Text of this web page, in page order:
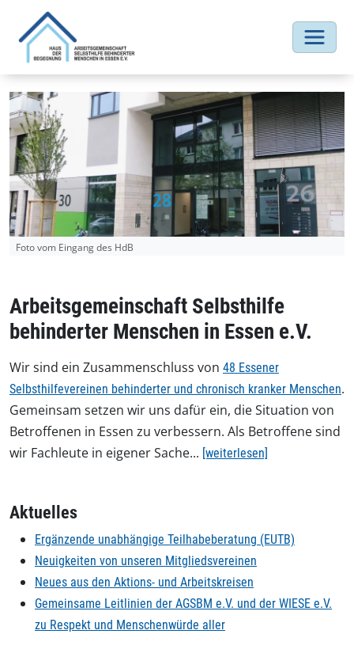
Foto vom Eingang des HdB
Arbeitsgemeinschaft Selbsthilfe
behinderter Menschen in Essen e.V.
Wir sind ein Zusammenschluss von 48 Essener
Selbsthilfevereinen behinderter und chronisch kranker Menschen.
Gemeinsam setzen wir uns dafür ein, die Situation von
Betroffenen in Essen zu verbessern. Als Betroffene sind
wir Fachleute in eigener Sache... [weiterlesen]
Aktuelles
Ergänzende unabhängige Teilhabeberatung (EUTB)
Neuigkeiten von unseren Mitgliedsvereinen
Neues aus den Aktions- und Arbeitskreisen
Gemeinsame Leitlinien der AGSBM e.V. und der WIESE e.V.
zu Respekt und Menschenwürde aller